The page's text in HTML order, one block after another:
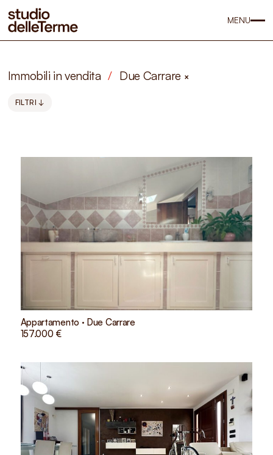
MENU
Immobili in vendita / Due Carrare ×
FILTRI ↓
Appartamento · Due Carrare
157.000 €